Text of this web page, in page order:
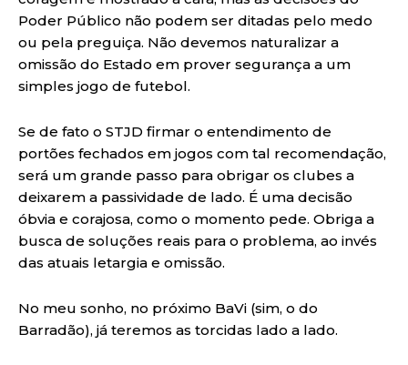
Poder Público não podem ser ditadas pelo medo
ou pela preguiça. Não devemos naturalizar a
omissão do Estado em prover segurança a um
simples jogo de futebol.
Se de fato o STJD firmar o entendimento de
portões fechados em jogos com tal recomendação,
será um grande passo para obrigar os clubes a
deixarem a passividade de lado. É uma decisão
óbvia e corajosa, como o momento pede. Obriga a
busca de soluções reais para o problema, ao invés
das atuais letargia e omissão.
No meu sonho, no próximo BaVi (sim, o do
Barradão), já teremos as torcidas lado a lado.